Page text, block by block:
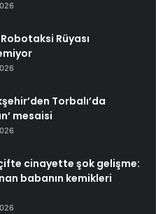
Rüyası
Torbalı’da
mesaisi
cinayette şok gelişme:
babanın kemikleri